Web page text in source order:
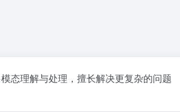
态理解与处理，擅长解决更复杂的问题